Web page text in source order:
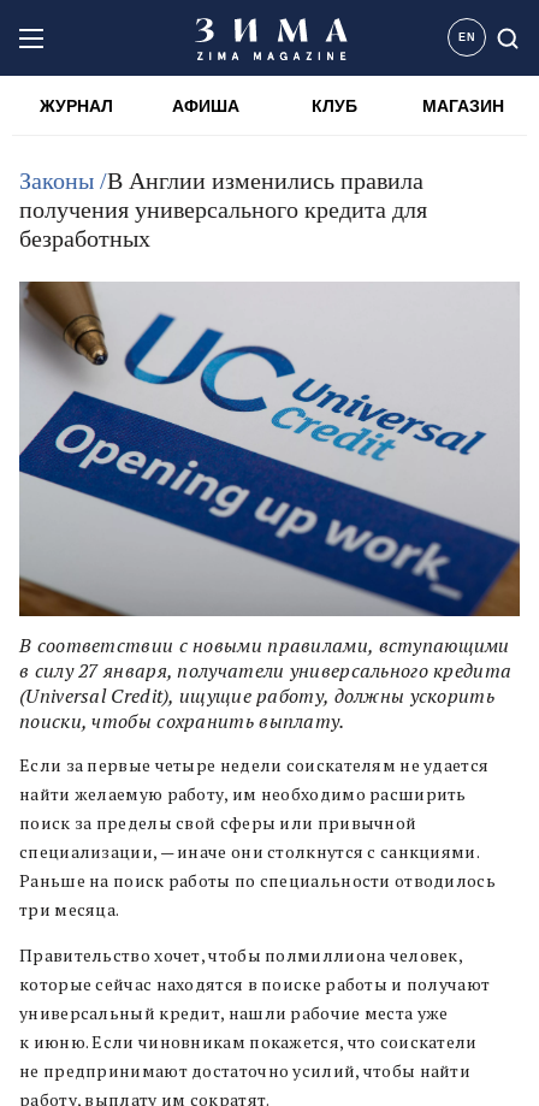
EN
ЖУРНАЛ АФИША КЛУБ МАГАЗИН
Законы /В Англии изменились правила
получения универсального кредита для
безработных
В соответствии с новыми правилами, вступающими
в силу 27 января, получатели универсального кредита
(Universal Credit), ищущие работу, должны ускорить
поиски, чтобы сохранить выплату.
Если за первые четыре недели соискателям не удается
найти желаемую работу, им необходимо расширить
поиск за пределы свой сферы или привычной
специализации, — иначе они столкнутся с санкциями.
Раньше на поиск работы по специальности отводилось
три месяца.
Правительство хочет, чтобы полмиллиона человек,
которые сейчас находятся в поиске работы и получают
универсальный кредит, нашли рабочие места уже
к июню. Если чиновникам покажется, что соискатели
не предпринимают достаточно усилий, чтобы найти
работу, выплату им сократят.